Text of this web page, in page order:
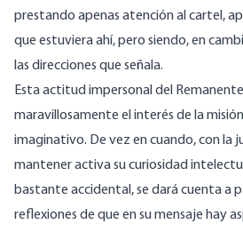
prestando apenas atención al cartel,
que estuviera ahí, pero siendo, en
las direcciones que señala.
Esta actitud impersonal del
maravillosamente el interés de la
imaginativo. De vez en cuando, con la
mantener activa su curiosidad
bastante accidental, se dará cuenta a
reflexiones de que en su mensaje hay